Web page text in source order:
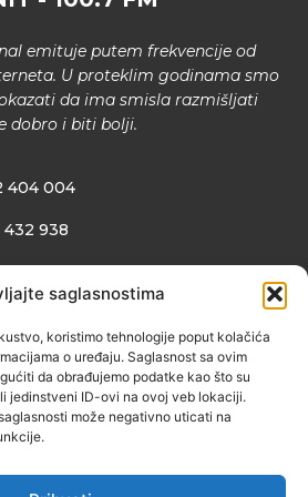
saglasnostima
koristimo tehnologije poput kolačića
o uređaju. Saglasnost sa ovim
da obrađujemo podatke kao što su
jedinstveni ID-ovi na ovoj veb lokaciji.
može negativno uticati na
emituje putem frekvencije od
U proteklim godinama smo
da ima smisla razmišljati
dobro i biti bolji.
404 004
432 938
3. SPRAT), 72000 ZENICA